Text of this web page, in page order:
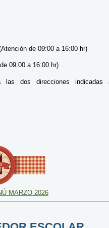
de 09:00 a 16:00 hr)
09:00 a 16:00 hr)
las dos direcciones indicadas
MARZO 2026